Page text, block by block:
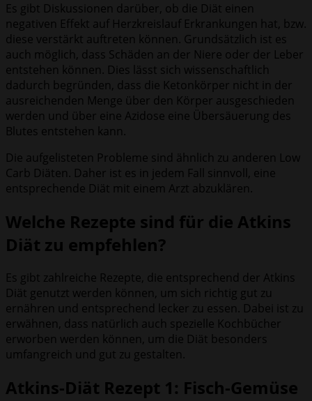
Es gibt Diskussionen darüber, ob die Diät einen
negativen Effekt auf Herzkreislauf Erkrankungen hat, bzw.
diese verstärkt auftreten können. Grundsätzlich ist es
auch möglich, dass Schäden an der Niere oder der Leber
entstehen können. Dies lässt sich wissenschaftlich
dadurch begründen, dass die Ketonkörper nicht in der
ausreichenden Menge über den Körper ausgeschieden
werden und über eine Azidose eine Übersäuerung des
Blutes entstehen kann.
Die aufgelisteten Probleme sind ähnlich zu anderen Low
Carb Diäten. Daher ist es in jedem Fall sinnvoll, eine
entsprechende Diät mit einem Arzt abzuklären.
Welche Rezepte sind für die Atkins
Diät zu empfehlen?
Es gibt zahlreiche Rezepte, die entsprechend der Atkins
Diät genutzt werden können, um sich richtig gut zu
ernähren und entsprechend lecker zu essen. Dabei ist zu
erwähnen, dass natürlich auch spezielle Kochbücher
erworben werden können, um die Diät besonders
umfangreich und gut zu gestalten.
Atkins-Diät Rezept 1: Fisch-Gemüse